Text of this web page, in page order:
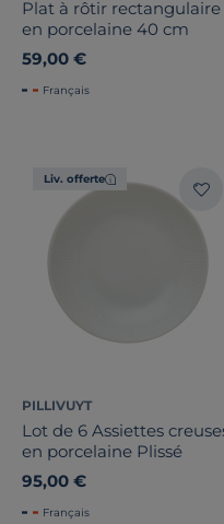
Plat à rôtir rectangulaire
en porcelaine 40 cm
59,00 €
Français
Liv. offerte
PILLIVUYT
Lot de 6 Assiettes
en porcelaine Plissé
95,00 €
Français